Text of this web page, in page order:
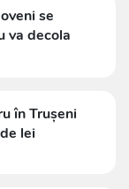
se
va decola
în Trușeni
lei